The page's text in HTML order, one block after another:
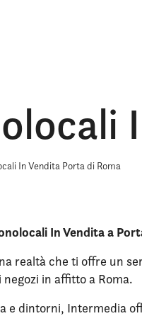
In Vendita Porta di Roma
In Vendita a
realtà che ti offre un
in affitto a Roma.
e dintorni, Intermedia